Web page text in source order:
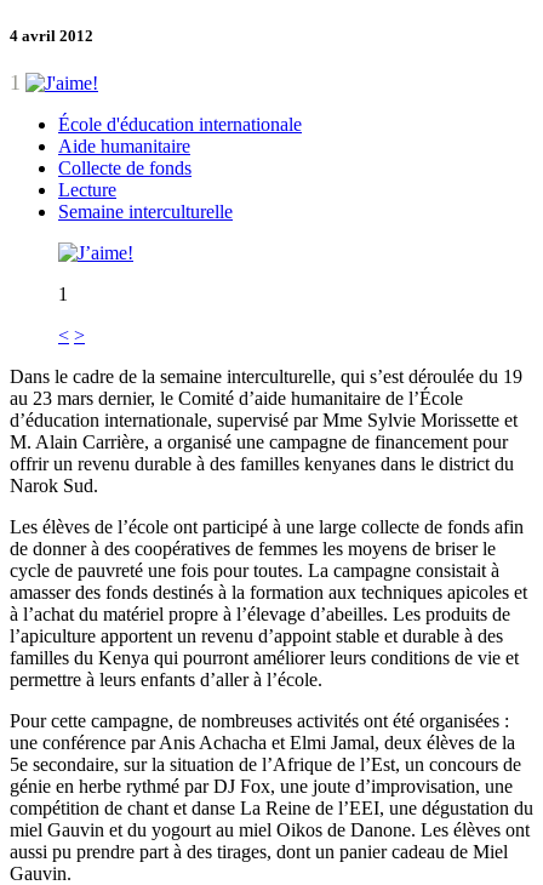
4 avril 2012
1
École d'éducation internationale
Aide humanitaire
Collecte de fonds
Lecture
Semaine interculturelle
1
< >
Dans le cadre de la semaine interculturelle, qui s’est déroulée du 19
au 23 mars dernier, le Comité d’aide humanitaire de l’École
d’éducation internationale, supervisé par Mme Sylvie Morissette et
M. Alain Carrière, a organisé une campagne de financement pour
offrir un revenu durable à des familles kenyanes dans le district du
Narok Sud.
Les élèves de l’école ont participé à une large collecte de fonds afin
de donner à des coopératives de femmes les moyens de briser le
cycle de pauvreté une fois pour toutes. La campagne consistait à
amasser des fonds destinés à la formation aux techniques apicoles et
à l’achat du matériel propre à l’élevage d’abeilles. Les produits de
l’apiculture apportent un revenu d’appoint stable et durable à des
familles du Kenya qui pourront améliorer leurs conditions de vie et
permettre à leurs enfants d’aller à l’école.
Pour cette campagne, de nombreuses activités ont été organisées :
une conférence par Anis Achacha et Elmi Jamal, deux élèves de la
5e secondaire, sur la situation de l’Afrique de l’Est, un concours de
génie en herbe rythmé par DJ Fox, une joute d’improvisation, une
compétition de chant et danse La Reine de l’EEI, une dégustation du
miel Gauvin et du yogourt au miel Oikos de Danone. Les élèves ont
aussi pu prendre part à des tirages, dont un panier cadeau de Miel
Gauvin.